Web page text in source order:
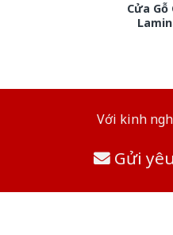
Cửa Gỗ
Với kinh
Gửi